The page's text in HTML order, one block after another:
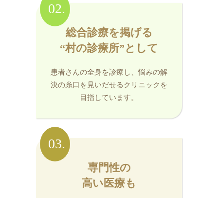
02.
総合診療を掲げる
“村の診療所”として
患者さんの全身を診療し、悩みの解
決の糸口を見いだせるクリニックを
目指しています。
03.
専門性の
高い医療も